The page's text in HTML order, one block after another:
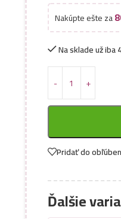
Nakúpte ešte za
Na sklade už iba
Pridať do
Ďalšie